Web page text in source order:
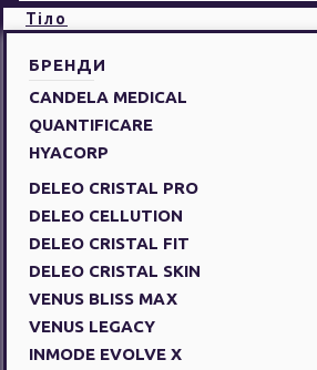
Тіло
БРЕНДИ
CANDELA MEDICAL
QUANTIFICARE
HYACORP
DELEO CRISTAL PRO
DELEO CELLUTION
DELEO CRISTAL FIT
DELEO CRISTAL SKIN
VENUS BLISS MAX
VENUS LEGACY
INMODE EVOLVE X